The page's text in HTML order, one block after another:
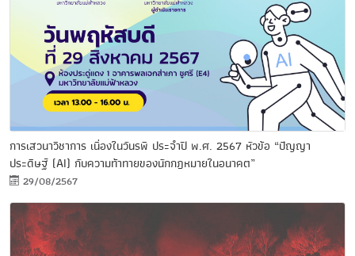
การเสวนาวิชาการ เนื่องในวันรพี ประจำปี พ.ศ. 2567 หัวข้อ “ปัญญา
ประดิษฐ์ (AI) กับความท้าทายของนักกฎหมายในอนาคต”
29/08/2567